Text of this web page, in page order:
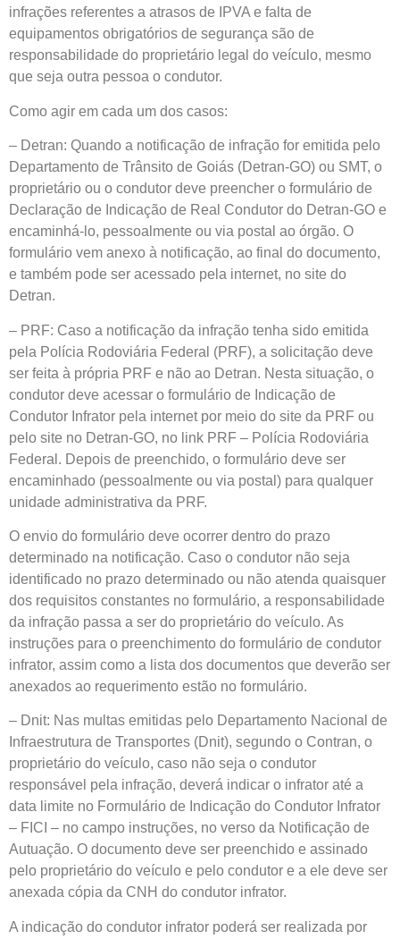
infrações referentes a atrasos de IPVA e falta de
equipamentos obrigatórios de segurança são de
responsabilidade do proprietário legal do veículo, mesmo
que seja outra pessoa o condutor.
Como agir em cada um dos casos:
– Detran: Quando a notificação de infração for emitida pelo
Departamento de Trânsito de Goiás (Detran-GO) ou SMT, o
proprietário ou o condutor deve preencher o formulário de
Declaração de Indicação de Real Condutor do Detran-GO e
encaminhá-lo, pessoalmente ou via postal ao órgão. O
formulário vem anexo à notificação, ao final do documento,
e também pode ser acessado pela internet, no site do
Detran.
– PRF: Caso a notificação da infração tenha sido emitida
pela Polícia Rodoviária Federal (PRF), a solicitação deve
ser feita à própria PRF e não ao Detran. Nesta situação, o
condutor deve acessar o formulário de Indicação de
Condutor Infrator pela internet por meio do site da PRF ou
pelo site no Detran-GO, no link PRF – Polícia Rodoviária
Federal. Depois de preenchido, o formulário deve ser
encaminhado (pessoalmente ou via postal) para qualquer
unidade administrativa da PRF.
O envio do formulário deve ocorrer dentro do prazo
determinado na notificação. Caso o condutor não seja
identificado no prazo determinado ou não atenda quaisquer
dos requisitos constantes no formulário, a responsabilidade
da infração passa a ser do proprietário do veículo. As
instruções para o preenchimento do formulário de condutor
infrator, assim como a lista dos documentos que deverão ser
anexados ao requerimento estão no formulário.
– Dnit: Nas multas emitidas pelo Departamento Nacional de
Infraestrutura de Transportes (Dnit), segundo o Contran, o
proprietário do veículo, caso não seja o condutor
responsável pela infração, deverá indicar o infrator até a
data limite no Formulário de Indicação do Condutor Infrator
– FICI – no campo instruções, no verso da Notificação de
Autuação. O documento deve ser preenchido e assinado
pelo proprietário do veículo e pelo condutor e a ele deve ser
anexada cópia da CNH do condutor infrator.
A indicação do condutor infrator poderá ser realizada por